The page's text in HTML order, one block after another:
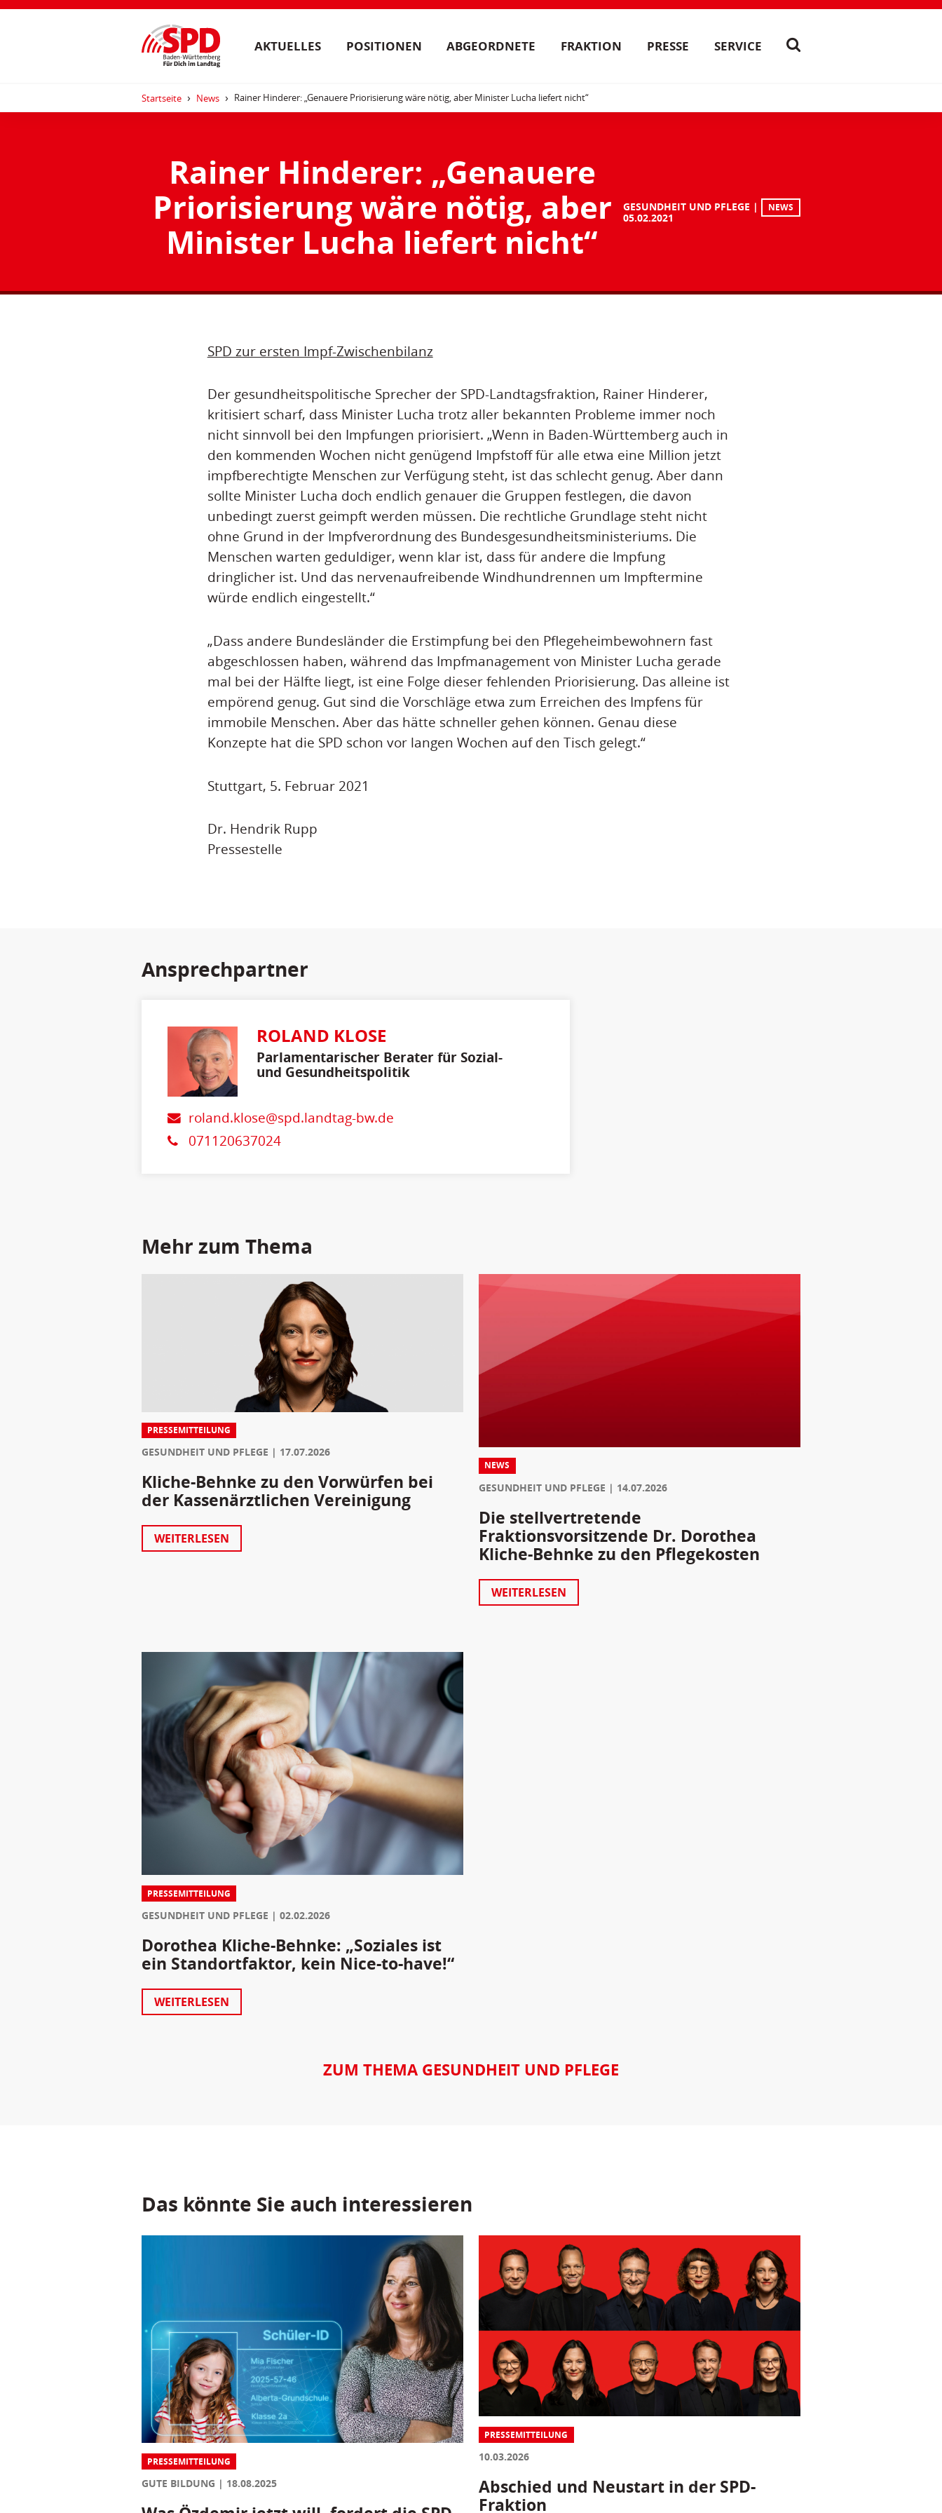
AKTUELLES POSITIONEN ABGEORDNETE FRAKTION PRESSE SERVICE
Startseite News Rainer Hinderer: „Genauere Priorisierung wäre nötig, aber Minister Lucha liefert nicht“
Rainer Hinderer: „Genauere
Priorisierung wäre nötig, aber
Minister Lucha liefert nicht“
GESUNDHEIT UND PFLEGE
05.02.2021
NEWS
SPD zur ersten Impf-Zwischenbilanz
Der gesundheitspolitische Sprecher der SPD-Landtagsfraktion, Rainer Hinderer,
kritisiert scharf, dass Minister Lucha trotz aller bekannten Probleme immer noch
nicht sinnvoll bei den Impfungen priorisiert. „Wenn in Baden-Württemberg auch in
den kommenden Wochen nicht genügend Impfstoff für alle etwa eine Million jetzt
impfberechtigte Menschen zur Verfügung steht, ist das schlecht genug. Aber dann
sollte Minister Lucha doch endlich genauer die Gruppen festlegen, die davon
unbedingt zuerst geimpft werden müssen. Die rechtliche Grundlage steht nicht
ohne Grund in der Impfverordnung des Bundesgesundheitsministeriums. Die
Menschen warten geduldiger, wenn klar ist, dass für andere die Impfung
dringlicher ist. Und das nervenaufreibende Windhundrennen um Impftermine
würde endlich eingestellt.“
„Dass andere Bundesländer die Erstimpfung bei den Pflegeheimbewohnern fast
abgeschlossen haben, während das Impfmanagement von Minister Lucha gerade
mal bei der Hälfte liegt, ist eine Folge dieser fehlenden Priorisierung. Das alleine ist
empörend genug. Gut sind die Vorschläge etwa zum Erreichen des Impfens für
immobile Menschen. Aber das hätte schneller gehen können. Genau diese
Konzepte hat die SPD schon vor langen Wochen auf den Tisch gelegt.“
Stuttgart, 5. Februar 2021
Dr. Hendrik Rupp
Pressestelle
Ansprechpartner
ROLAND KLOSE
Parlamentarischer Berater für Sozial-
und Gesundheitspolitik
roland.klose@spd.landtag-bw.de
071120637024
Mehr zum Thema
PRESSEMITTEILUNG
GESUNDHEIT UND PFLEGE 17.07.2026
Kliche-Behnke zu den Vorwürfen bei
der Kassenärztlichen Vereinigung
WEITERLESEN
NEWS
GESUNDHEIT UND PFLEGE 14.07.2026
Die stellvertretende
Fraktionsvorsitzende Dr. Dorothea
Kliche-Behnke zu den Pflegekosten
WEITERLESEN
PRESSEMITTEILUNG
GESUNDHEIT UND PFLEGE 02.02.2026
Dorothea Kliche-Behnke: „Soziales ist
ein Standortfaktor, kein Nice-to-have!“
WEITERLESEN
ZUM THEMA GESUNDHEIT UND PFLEGE
Das könnte Sie auch interessieren
PRESSEMITTEILUNG
GUTE BILDUNG 18.08.2025
PRESSEMITTEILUNG
10.03.2026
Abschied und Neustart in der SPD-
Fraktion